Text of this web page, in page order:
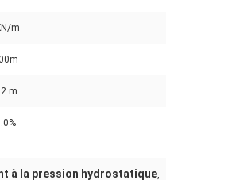
m
m
à la pression hydrostatique